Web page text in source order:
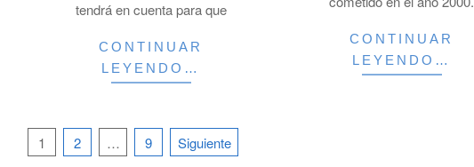
tendrá en cuenta para que
CONTINUAR
LEYENDO…
CONTINUAR
LEYENDO…
Paginación
1 2 … 9 Siguiente